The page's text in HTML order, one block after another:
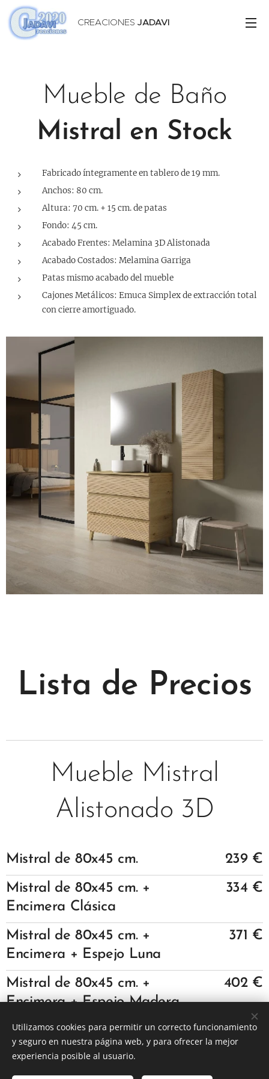
CREACIONES JADAVI
Mueble de Baño
Mistral en Stock
Fabricado íntegramente en tablero de 19 mm.
Anchos: 80 cm.
Altura: 70 cm. + 15 cm. de patas
Fondo: 45 cm.
Acabado Frentes: Melamina 3D Alistonada
Acabado Costados: Melamina Garriga
Patas mismo acabado del mueble
Cajones Metálicos: Emuca Simplex de extracción total
con cierre amortiguado.
Lista de Precios
Mueble Mistral
Alistonado 3D
Mistral de 80x45 cm.
239 €
Mistral de 80x45 cm. +
Encimera Clásica
334 €
Mistral de 80x45 cm. +
Encimera + Espejo Luna
371 €
Mistral de 80x45 cm. +
Encimera + Espejo Madera
402 €
Precios IVA no Incluido
Utilizamos cookies para permitir un correcto funcionamiento
y seguro en nuestra página web, y para ofrecer la mejor
experiencia posible al usuario.